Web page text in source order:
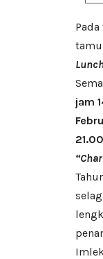
jam